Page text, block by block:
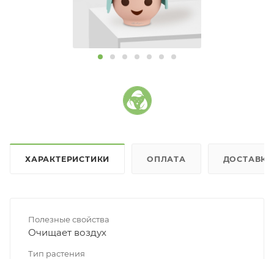
ХАРАКТЕРИСТИКИ ОПЛАТА ДОСТАВКА
Полезные свойства
Очищает воздух
Тип растения